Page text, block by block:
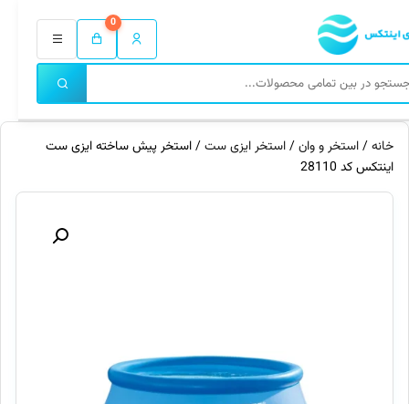
0
خانه/استخر و وان/استخر ایزی ست/ استخر پیش ساخته ایزی ست
اینتکس کد 28110